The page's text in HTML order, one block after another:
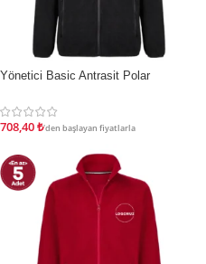
İNDIRIM
Yönetici Basic Antrasit Polar
708,40₺'den başlayan fiyatlarla